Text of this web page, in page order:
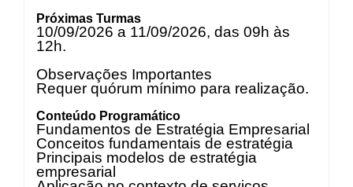
Próximas Turmas
10/09/2026 a 11/09/2026, das 09h às
12h.
Observações Importantes
Requer quórum mínimo para realização.
Conteúdo Programático
Fundamentos de Estratégia Empresarial
Conceitos fundamentais de estratégia
Principais modelos de estratégia
empresarial